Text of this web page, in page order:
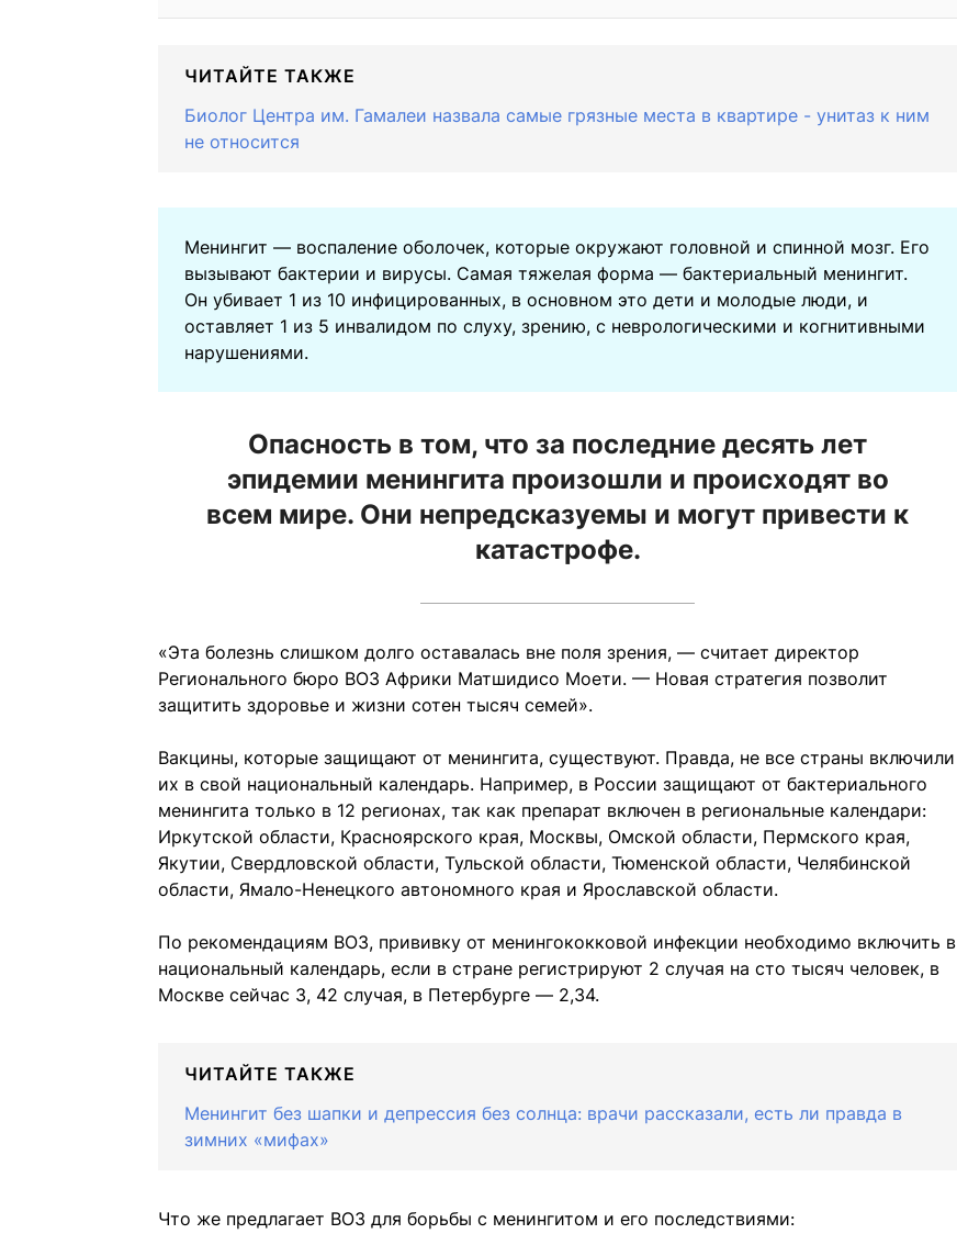
ЧИТАЙТЕ ТАКЖЕ
Биолог Центра им. Гамалеи назвала самые грязные места в квартире - унитаз к ним
не относится
Менингит — воспаление оболочек, которые окружают головной и спинной мозг. Его
вызывают бактерии и вирусы. Самая тяжелая форма — бактериальный менингит.
Он убивает 1 из 10 инфицированных, в основном это дети и молодые люди, и
оставляет 1 из 5 инвалидом по слуху, зрению, с неврологическими и когнитивными
нарушениями.
Опасность в том, что за последние десять лет
эпидемии менингита произошли и происходят во
всем мире. Они непредсказуемы и могут привести к
катастрофе.
«Эта болезнь слишком долго оставалась вне поля зрения, — считает директор
Регионального бюро ВОЗ Африки Матшидисо Моети. — Новая стратегия позволит
защитить здоровье и жизни сотен тысяч семей».
Вакцины, которые защищают от менингита, существуют. Правда, не все страны включили
их в свой национальный календарь. Например, в России защищают от бактериального
менингита только в 12 регионах, так как препарат включен в региональные календари:
Иркутской области, Красноярского края, Москвы, Омской области, Пермского края,
Якутии, Свердловской области, Тульской области, Тюменской области, Челябинской
области, Ямало-Ненецкого автономного края и Ярославской области.
По рекомендациям ВОЗ, прививку от менингококковой инфекции необходимо включить в
национальный календарь, если в стране регистрируют 2 случая на сто тысяч человек, в
Москве сейчас 3, 42 случая, в Петербурге — 2,34.
ЧИТАЙТЕ ТАКЖЕ
Менингит без шапки и депрессия без солнца: врачи рассказали, есть ли правда в
зимних «мифах»
Что же предлагает ВОЗ для борьбы с менингитом и его последствиями: